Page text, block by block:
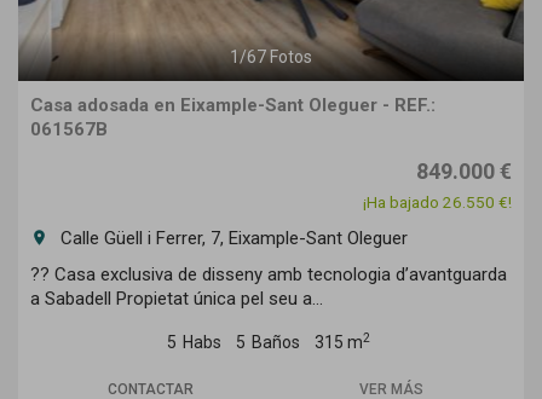
1/67Fotos
Casa adosada en Eixample-Sant Oleguer - REF.:
061567B
849.000 €
¡Ha bajado 26.550 €!
room
Calle Güell i Ferrer, 7, Eixample-Sant Oleguer
?? Casa exclusiva de disseny amb tecnologia d’avantguarda
a Sabadell Propietat única pel seu a...
5 Habs 5 Baños 315 m2
CONTACTAR VER MÁS